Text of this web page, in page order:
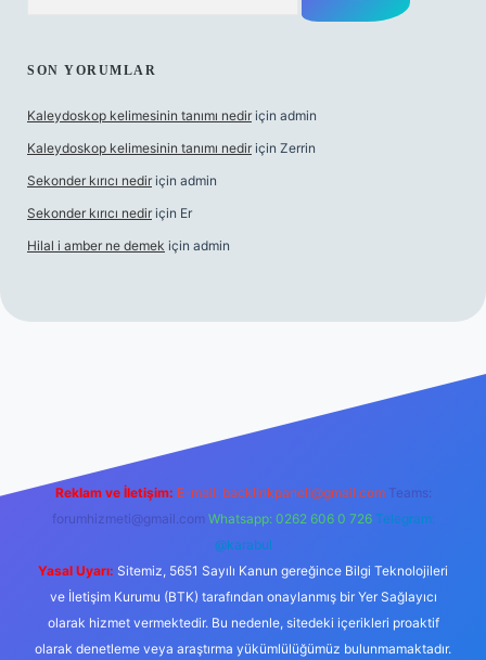
SON YORUMLAR
Kaleydoskop kelimesinin tanımı nedir için admin
Kaleydoskop kelimesinin tanımı nedir için Zerrin
Sekonder kırıcı nedir için admin
Sekonder kırıcı nedir için Er
Hilal i amber ne demek için admin
Reklam ve İletişim: E-mail: backlinkpaneli@gmail.com Teams:
forumhizmeti@gmail.com Whatsapp: 0262 606 0 726 Telegram:
@karabul
Yasal Uyarı: Sitemiz, 5651 Sayılı Kanun gereğince Bilgi Teknolojileri
ve İletişim Kurumu (BTK) tarafından onaylanmış bir Yer Sağlayıcı
olarak hizmet vermektedir. Bu nedenle, sitedeki içerikleri proaktif
olarak denetleme veya araştırma yükümlülüğümüz bulunmamaktadır.